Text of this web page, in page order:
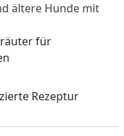
ältere Hunde mit
für
Rezeptur